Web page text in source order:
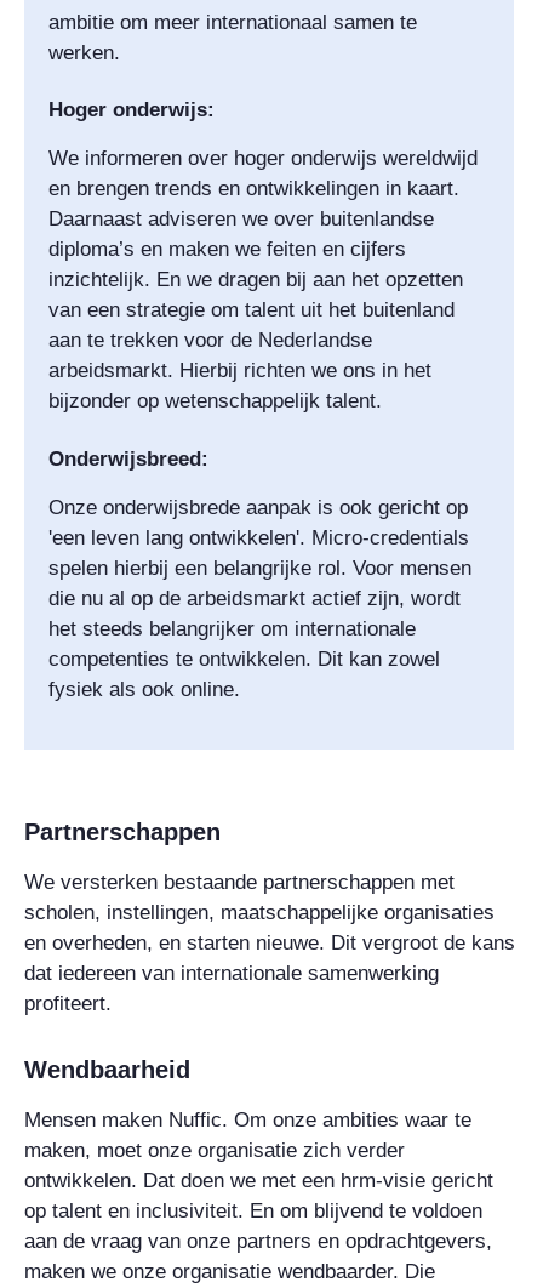
ambitie om meer internationaal samen te
werken.
Hoger onderwijs:
We informeren over hoger onderwijs wereldwijd
en brengen trends en ontwikkelingen in kaart.
Daarnaast adviseren we over buitenlandse
diploma’s en maken we feiten en cijfers
inzichtelijk. En we dragen bij aan het opzetten
van een strategie om talent uit het buitenland
aan te trekken voor de Nederlandse
arbeidsmarkt. Hierbij richten we ons in het
bijzonder op wetenschappelijk talent.
Onderwijsbreed:
Onze onderwijsbrede aanpak is ook gericht op
'een leven lang ontwikkelen'. Micro-credentials
spelen hierbij een belangrijke rol. Voor mensen
die nu al op de arbeidsmarkt actief zijn, wordt
het steeds belangrijker om internationale
competenties te ontwikkelen. Dit kan zowel
fysiek als ook online.
Partnerschappen
We versterken bestaande partnerschappen met
scholen, instellingen, maatschappelijke organisaties
en overheden, en starten nieuwe. Dit vergroot de kans
dat iedereen van internationale samenwerking
profiteert.
Wendbaarheid
Mensen maken Nuffic. Om onze ambities waar te
maken, moet onze organisatie zich verder
ontwikkelen. Dat doen we met een hrm-visie gericht
op talent en inclusiviteit. En om blijvend te voldoen
aan de vraag van onze partners en opdrachtgevers,
maken we onze organisatie wendbaarder. Die